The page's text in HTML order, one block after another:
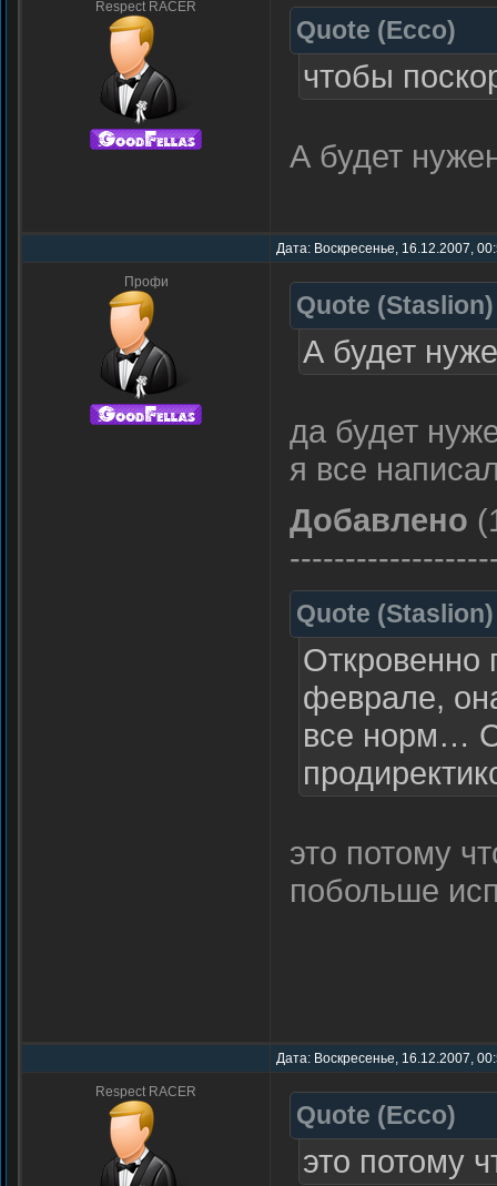
Respect RACER
Quote (Ecco)
чтобы
А будет
Дата: Воскресенье, 16.12.2007,
Профи
Quote (Staslion)
А будет
да будет
я все
Добавлено
Quote (Staslion)
Откровенно
феврале,
все норм…
это потому
побольше
Дата: Воскресенье, 16.12.2007,
Respect RACER
Quote (Ecco)
это потому